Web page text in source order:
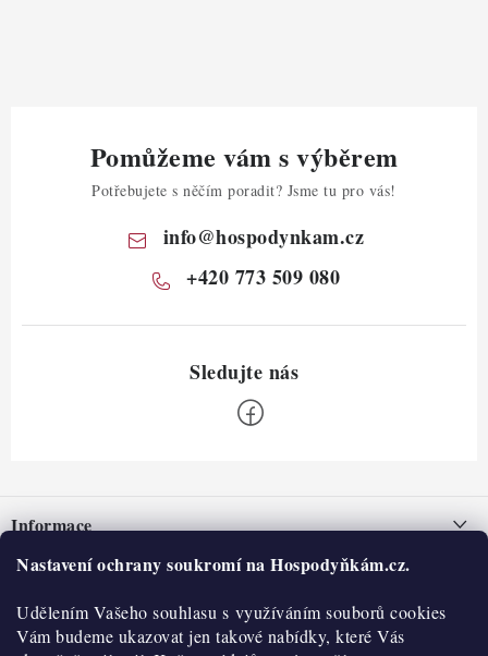
Nastavení ochrany soukromí na Hospodyňkám.cz.
Udělením Vašeho souhlasu s využíváním souborů cookies
Vám budeme ukazovat jen takové nabídky, které Vás
Pomůžeme vám s výběrem
Potřebujete s něčím poradit? Jsme tu pro vás!
info@hospodynkam.cz
+420 773 509 080
pInformace
Nepřevzetí zásilky na dobírku
Obchodní podmínky
Hodnocení obchodu
O nás
Historie
O nákupu